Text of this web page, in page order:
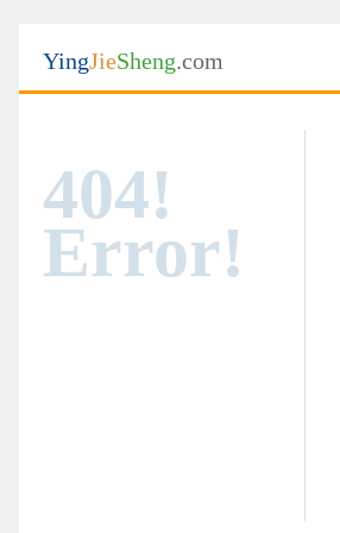
YingJieSheng.com
404!
Error!